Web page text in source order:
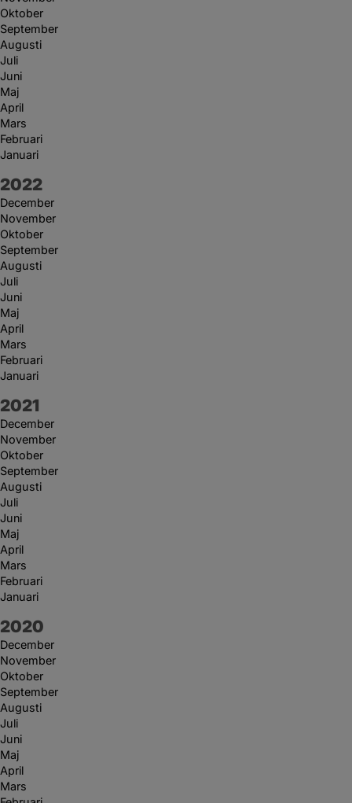
Oktober
September
Augusti
Juli
Juni
Maj
April
Mars
Februari
Januari
År:
2022
December
November
Oktober
September
Augusti
Juli
Juni
Maj
April
Mars
Februari
Januari
År:
2021
December
November
Oktober
September
Augusti
Juli
Juni
Maj
April
Mars
Februari
Januari
År:
2020
December
November
Oktober
September
Augusti
Juli
Juni
Maj
April
Mars